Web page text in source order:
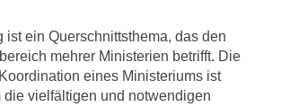
ist ein Querschnittsthema, das den
mehrer Ministerien betrifft. Die
eines Ministeriums ist
die vielfältigen und notwendigen